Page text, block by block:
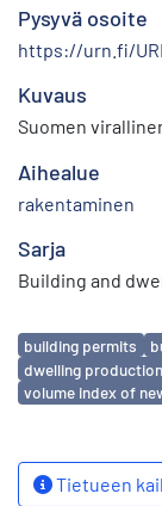
Pysyvä osoite
https://urn.fi/
Kuvaus
Suomen
Aihealue
rakentaminen
Sarja
Building and
Avainsanat
building permits
dwelling production
volume index of
Tietueen